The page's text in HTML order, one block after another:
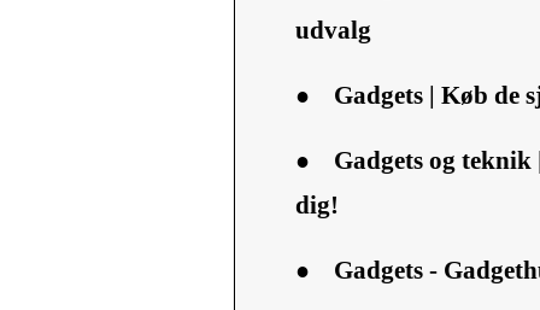
udvalg
● Gadgets | Køb de
● Gadgets og teknik
dig!
● Gadgets -